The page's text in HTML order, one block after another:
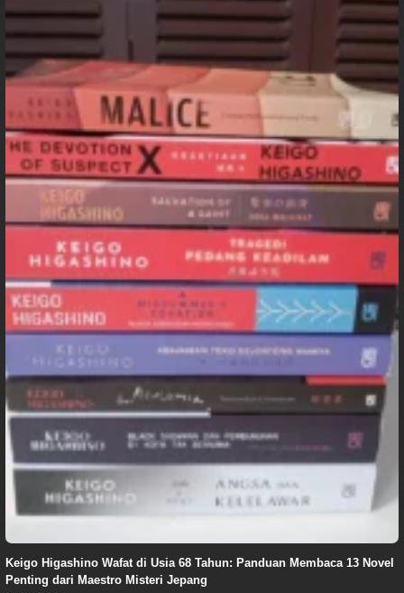
Keigo Higashino Wafat di Usia 68 Tahun: Panduan Membaca 13 Novel
Penting dari Maestro Misteri Jepang